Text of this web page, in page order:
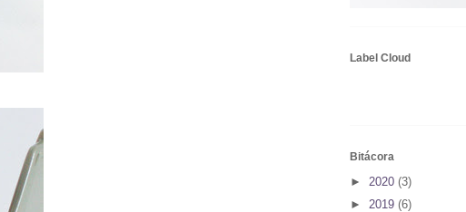
Label Cloud
Bitácora
► 2020 (3)
► 2019 (6)